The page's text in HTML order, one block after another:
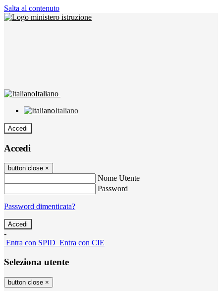
Salta al contenuto
Italiano
Italiano
Accedi
Accedi
button close ×
Nome Utente
Password
Password dimenticata?
-
Entra con SPID Entra con CIE
Seleziona utente
button close ×